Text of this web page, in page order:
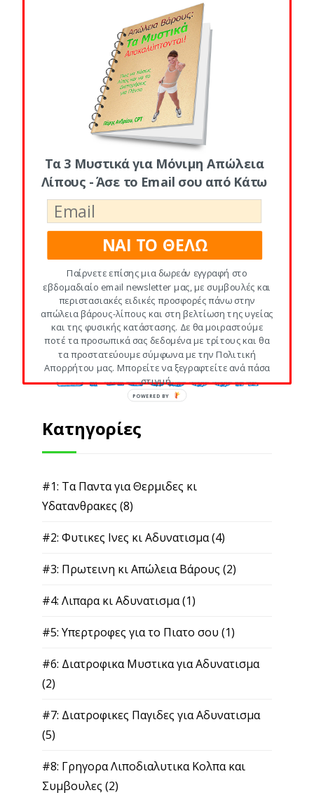
Previous
Πώς να Χάσω 10
Κιλά Γρήγορα
Next Post
Μια Δίαιτα 1200
Εβδομαδιαία
Κατηγορίες
#1: Τα Παντα για Θερμιδες κι
Υδατανθρακες (8)
#2: Φυτικες Ινες κι Αδυνατισμα(4)
#3: Πρωτεινη κι Απώλεια Βάρους (2)
#4: Λιπαρα κι Αδυνατισμα(1)
#5: Υπερτροφες για το Πιατο σου (1)
#6: Διατροφικα Μυστικα για Αδυνατισμα
(2)
#7: Διατροφικες Παγιδες για Αδυνατισμα
(5)
#8: Γρηγορα Λιποδιαλυτικα Κολπα και
Συμβουλες (2)
Τα 3 Μυστικά για Μόνιμη Απώλεια
Λίπους - Άσε το Email σου από Κάτω
ΝΑΙ ΤΟ ΘΕΛΩ
Παίρνετε επίσης μια δωρεάν εγγραφή στο
εβδομαδιαίο email newsletter μας, με συμβουλές και
περιστασιακές ειδικές προσφορές πάνω στην
απώλεια βάρους-λίπους και στη βελτίωση της υγείας
και της φυσικής κατάστασης. Δε θα μοιραστούμε
ποτέ τα προσωπικά σας δεδομένα με τρίτους και θα
τα προστατεύουμε σύμφωνα με την Πολιτική
Απορρήτου μας. Μπορείτε να ξεγραφτείτε ανά πάσα
στιγμή.
POWERED BY